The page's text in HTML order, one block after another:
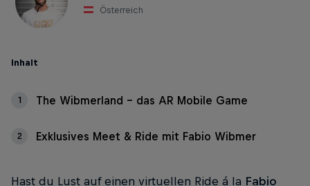
Österreich
Inhalt
1 The Wibmerland – das AR Mobile Game
2 Exklusives Meet & Ride mit Fabio Wibmer
Hast du Lust auf einen virtuellen Ride á la Fabio